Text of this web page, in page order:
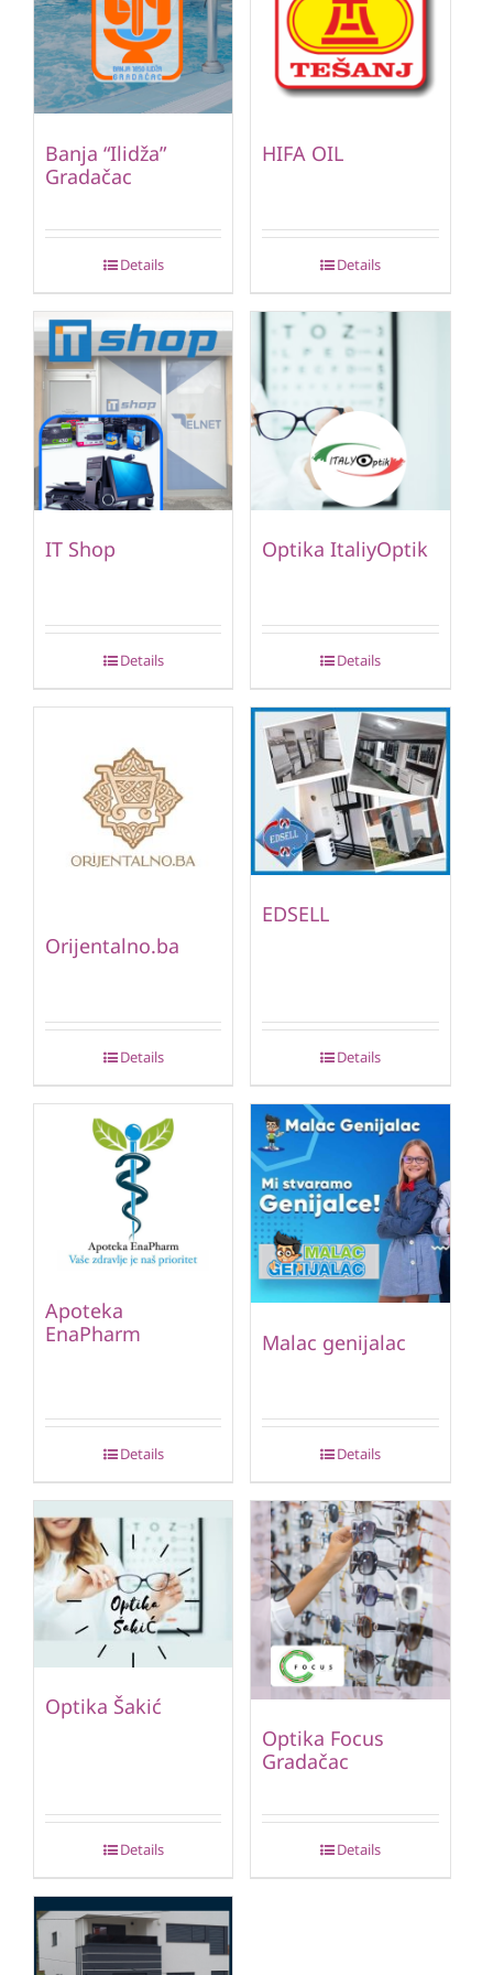
Banja “Ilidža”
Gradačac
Details
HIFA OIL
Details
IT Shop
Details
Optika ItaliyOptik
Details
Orijentalno.ba
Details
EDSELL
Details
Apoteka
EnaPharm
Details
Malac genijalac
Details
Optika Šakić
Details
Optika Focus
Gradačac
Details